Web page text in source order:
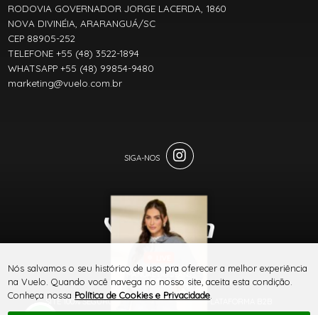
SITE 100% SEGURO PLATAFORMA B2B
RODOVIA GOVERNADOR JORGE LACERDA, 1860
NOVA DIVINÉIA, ARARANGUÁ/SC
CEP 88905-252
TELEFONE +55 (48) 3522-1894
WHATSAPP +55 (48) 99854-9480
marketing@vuelo.com.br
® TODOS DIREITOS RESERVADOS
MANUAL DO JEANS
VUELO
Nós salvamos o seu histórico de uso pra oferecer a melhor experiência
na Vuelo. Quando você navega no nosso site, aceita esta condição.
Conheça nossa Política de Cookies e Privacidade